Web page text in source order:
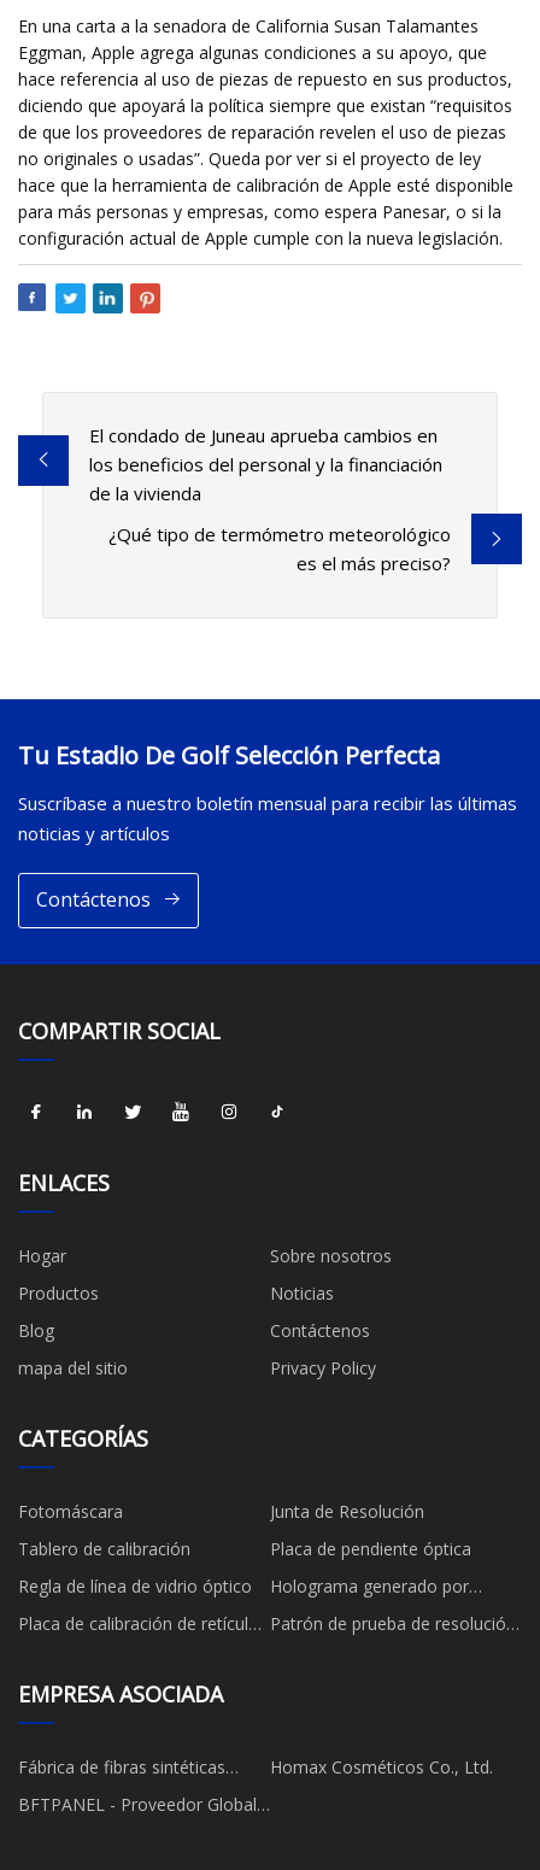
En una carta a la senadora de California Susan Talamantes
Eggman, Apple agrega algunas condiciones a su apoyo, que
hace referencia al uso de piezas de repuesto en sus productos,
diciendo que apoyará la política siempre que existan “requisitos
de que los proveedores de reparación revelen el uso de piezas
no originales o usadas”. Queda por ver si el proyecto de ley
hace que la herramienta de calibración de Apple esté disponible
para más personas y empresas, como espera Panesar, o si la
configuración actual de Apple cumple con la nueva legislación.
El condado de Juneau aprueba cambios en
los beneficios del personal y la financiación
de la vivienda
¿Qué tipo de termómetro meteorológico
es el más preciso?
Tu Estadio De Golf Selección Perfecta
Suscríbase a nuestro boletín mensual para recibir las últimas
noticias y artículos
Contáctenos
COMPARTIR SOCIAL
ENLACES
Hogar
Sobre nosotros
Productos
Noticias
Blog
Contáctenos
mapa del sitio
Privacy Policy
CATEGORÍAS
Fotomáscara
Junta de Resolución
Tablero de calibración
Placa de pendiente óptica
Regla de línea de vidrio óptico
Holograma generado por
computadora
Placa de calibración de retícula
Patrón de prueba de resolución
EMPRESA ASOCIADA
Fábrica de fibras sintéticas
macro
Homax Cosméticos Co., Ltd.
BFTPANEL - Proveedor Global